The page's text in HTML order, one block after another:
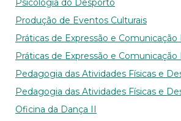
Psicologia do Desporto
Produção de Eventos Culturais
Práticas de Expressão e Comunicação
Práticas de Expressão e Comunicação I
Pedagogia das Atividades Físicas e
Pedagogia das Atividades Físicas e
Oficina da Dança II